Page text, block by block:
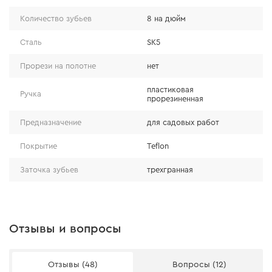
Прочность и надежность
Количество зубьев 8 на дюйм
Сталь SK5
Прорези на полотне нет
Ручка
пластиковая
прорезиненная
Предназначение для садовых работ
Покрытие Teflon
Заточка зубьев трехгранная
Отзывы и вопросы
Отзывы (48) Вопросы (12)